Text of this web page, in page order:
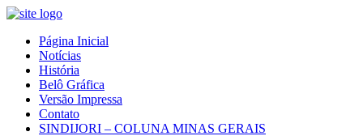
Página Inicial
Notícias
História
Belô Gráfica
Versão Impressa
Contato
SINDIJORI – COLUNA MINAS GERAIS